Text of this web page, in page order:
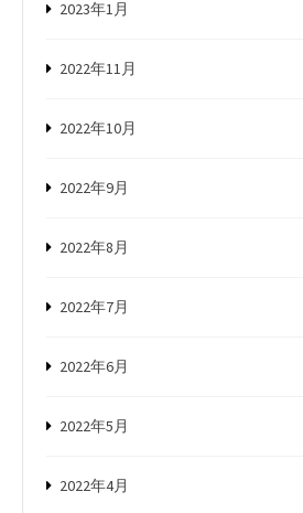
2023年1月
2022年11月
2022年10月
2022年9月
2022年8月
2022年7月
2022年6月
2022年5月
2022年4月